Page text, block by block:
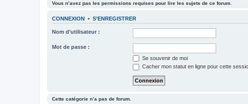
Vous n’avez pas les permissions requises pour lire les sujets de ce forum.
CONNEXION • S’ENREGISTRER
Nom d’utilisateur :
Mot de passe :
Se souvenir de moi
Cacher mon statut en ligne pour cette
Cette catégorie n’a pas de forum.